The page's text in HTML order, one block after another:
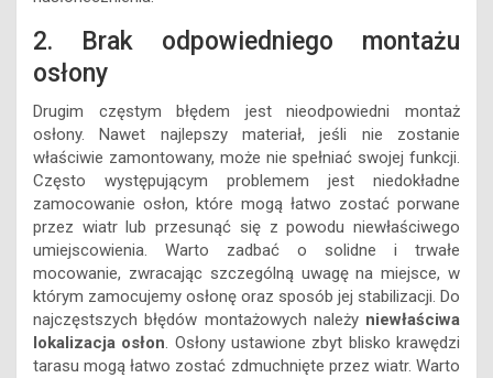
2. Brak odpowiedniego montażu
osłony
Drugim częstym błędem jest nieodpowiedni montaż
osłony. Nawet najlepszy materiał, jeśli nie zostanie
właściwie zamontowany, może nie spełniać swojej funkcji.
Często występującym problemem jest niedokładne
zamocowanie osłon, które mogą łatwo zostać porwane
przez wiatr lub przesunąć się z powodu niewłaściwego
umiejscowienia. Warto zadbać o solidne i trwałe
mocowanie, zwracając szczególną uwagę na miejsce, w
którym zamocujemy osłonę oraz sposób jej stabilizacji. Do
najczęstszych błędów montażowych należy niewłaściwa
lokalizacja osłon. Osłony ustawione zbyt blisko krawędzi
tarasu mogą łatwo zostać zdmuchnięte przez wiatr. Warto